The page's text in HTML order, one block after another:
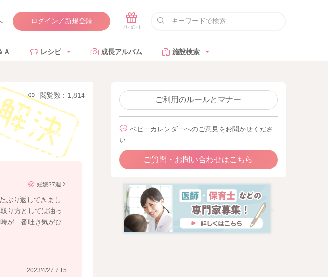
ログイン／新規登録
Ａ レシピ 成長アルバム 施設検索
閲覧数：1,814
妊娠27週
ぶり返してきまし
り方としては油っ
が一番吐き気がひ
2023/4/27 7:15
ご利用のルールとマナー
ベビーカレンダーへのご意見をお聞かせくださ
い
ご質問・お問い合わせはこちら